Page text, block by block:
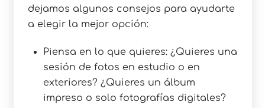
dejamos algunos consejos para ayudarte
a elegir la mejor opción:
Piensa en lo que quieres: ¿Quieres una
sesión de fotos en estudio o en
exteriores? ¿Quieres un álbum
impreso o solo fotografías digitales?